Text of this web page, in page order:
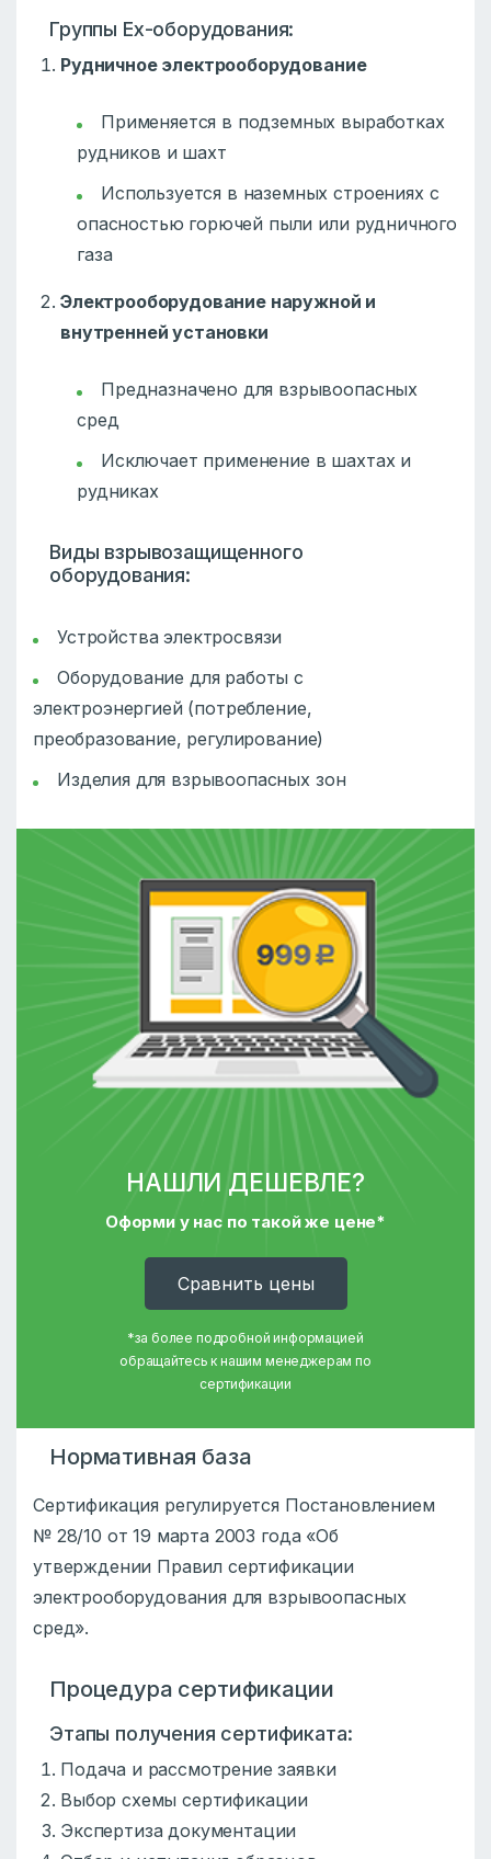
Группы Ex-оборудования:
Рудничное электрооборудование
Применяется в подземных выработках
рудников и шахт
Используется в наземных строениях с
опасностью горючей пыли или рудничного
газа
Электрооборудование наружной и
внутренней установки
Предназначено для взрывоопасных
сред
Исключает применение в шахтах и
рудниках
Виды взрывозащищенного
оборудования:
Устройства электросвязи
Оборудование для работы с
электроэнергией (потребление,
преобразование, регулирование)
Изделия для взрывоопасных зон
НАШЛИ ДЕШЕВЛЕ?
Оформи у нас по такой же цене*
Cравнить цены
*за более подробной информацией
обращайтесь к нашим менеджерам по
сертификации
Нормативная база
Сертификация регулируется Постановлением
№ 28/10 от 19 марта 2003 года «Об
утверждении Правил сертификации
электрооборудования для взрывоопасных
сред».
Процедура сертификации
Этапы получения сертификата:
Подача и рассмотрение заявки
Выбор схемы сертификации
Экспертиза документации